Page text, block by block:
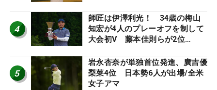
4
師匠は伊澤利光！ 34歳の梅山
知宏が4人のプレーオフを制して
大会初V 藤本佳則らが2位
5
岩永杏奈が単独首位発進、廣吉優
梨菜4位 日本勢6人が出場/全米
女子アマ